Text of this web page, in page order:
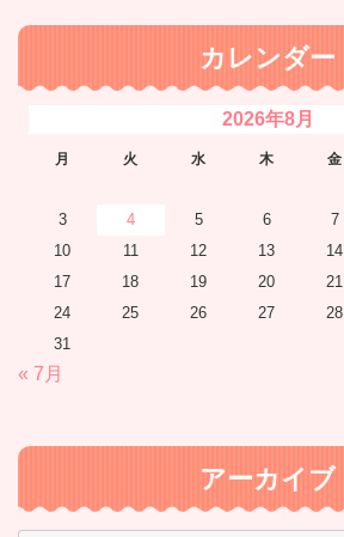
カレンダー
2026年8月
月 火 水 木 金
3
4 5 6 7
10
11 12 13 14
17
18 19 20 21
24
25 26 27 28
31
« 7月
アーカイブ
ア